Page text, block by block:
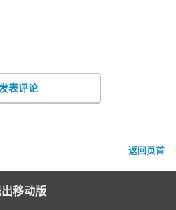
发表评论
返回页首
移动版